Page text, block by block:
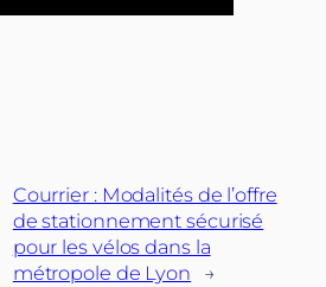
Courrier : Modalités de l’offre
de stationnement sécurisé
pour les vélos dans la
métropole de Lyon
→